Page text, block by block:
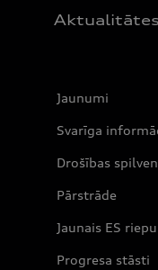
Aktualitātes
Jaunumi
Svarīga
Drošības
Pārstrāde
Jaunais ES
Progresa stāsti